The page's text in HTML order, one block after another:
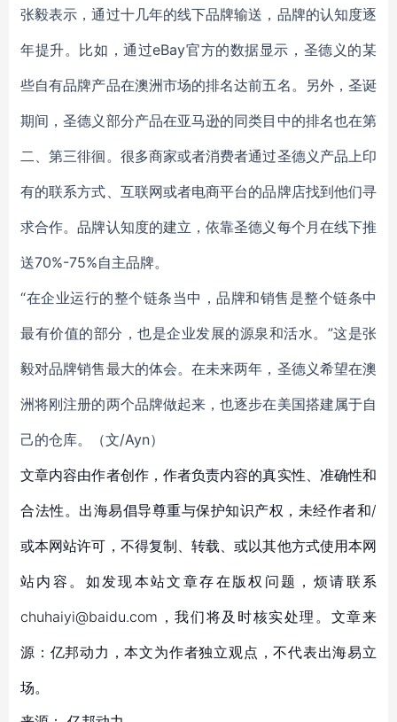
张毅表示，通过十几年的线下品牌输送，品牌的认知度逐
年提升。比如，通过eBay官方的数据显示，圣德义的某
些自有品牌产品在澳洲市场的排名达前五名。另外，圣诞
期间，圣德义部分产品在亚马逊的同类目中的排名也在第
二、第三徘徊。很多商家或者消费者通过圣德义产品上印
有的联系方式、互联网或者电商平台的品牌店找到他们寻
求合作。品牌认知度的建立，依靠圣德义每个月在线下推
送70%-75%自主品牌。
“在企业运行的整个链条当中，品牌和销售是整个链条中
最有价值的部分，也是企业发展的源泉和活水。”这是张
毅对品牌销售最大的体会。在未来两年，圣德义希望在澳
洲将刚注册的两个品牌做起来，也逐步在美国搭建属于自
己的仓库。（文/Ayn）
文章内容由作者创作，作者负责内容的真实性、准确性和
合法性。出海易倡导尊重与保护知识产权，未经作者和/
或本网站许可，不得复制、转载、或以其他方式使用本网
站内容。如发现本站文章存在版权问题，烦请联系
chuhaiyi@baidu.com，我们将及时核实处理。文章来
源：亿邦动力，本文为作者独立观点，不代表出海易立
场。